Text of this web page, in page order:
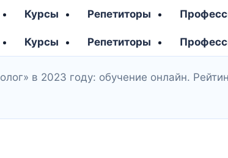
Курсы Репетиторы
Курсы Репетиторы
в 2023 году: обучение онлайн.